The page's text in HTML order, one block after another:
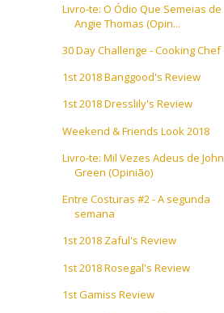
Livro-te: O Ódio Que Semeias de
Angie Thomas (Opin...
30 Day Challenge - Cooking Chef
1st 2018 Banggood's Review
1st 2018 Dresslily's Review
Weekend & Friends Look 2018
Livro-te: Mil Vezes Adeus de John
Green (Opinião)
Entre Costuras #2 - A segunda
semana
1st 2018 Zaful's Review
1st 2018 Rosegal's Review
1st Gamiss Review